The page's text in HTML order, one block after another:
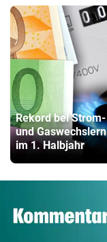
Rekord bei Strom-
und Gaswechslern
im 1. Halbjahr